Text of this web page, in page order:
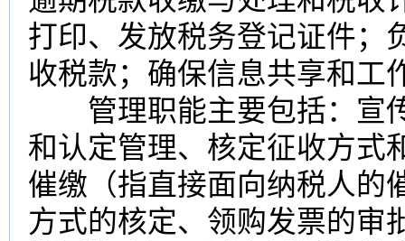
打印、发放税务登记证件；
收税款；确保信息共享和工
管理职能主要包括：宣
和认定管理、核定征收方式
催缴（指直接面向纳税人的
方式的核定、领购发票的审